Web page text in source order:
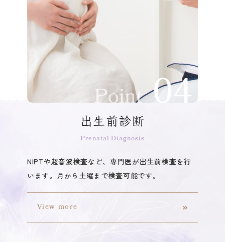
Point
出生前診断
Prenatal Diagnosis
NIPTや超音波検査など、専門医が出生前検査を行
います。月から土曜まで検査可能です。
View more